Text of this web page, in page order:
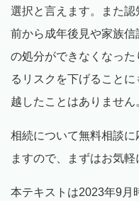
選択と言えます。また
前から成年後見や家族
の処分ができなくなっ
るリスクを下げること
越したことはありません
相続について無料相談
ますので、まずはお気軽
本テキストは2023年9月